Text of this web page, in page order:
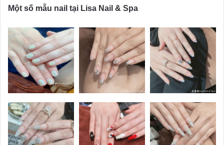
Một số mẫu nail tại Lisa Nail & Spa